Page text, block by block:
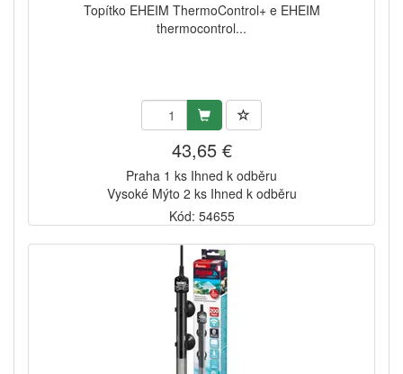
Topítko EHEIM ThermoControl+ e EHEIM
thermocontrol...
43,65 €
Praha 1 ks Ihned k odběru
Vysoké Mýto 2 ks Ihned k odběru
Kód: 54655